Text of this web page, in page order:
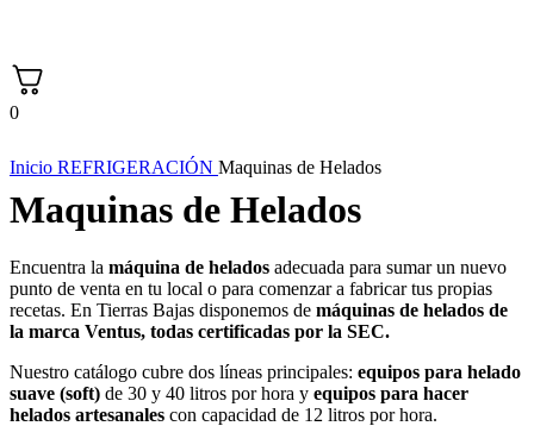
0
Inicio REFRIGERACIÓN Maquinas de Helados
Maquinas de Helados
Encuentra la máquina de helados adecuada para sumar un nuevo
punto de venta en tu local o para comenzar a fabricar tus propias
recetas. En Tierras Bajas disponemos de máquinas de helados de
la marca Ventus, todas certificadas por la SEC.
Nuestro catálogo cubre dos líneas principales: equipos para helado
suave (soft) de 30 y 40 litros por hora y equipos para hacer
helados artesanales con capacidad de 12 litros por hora.